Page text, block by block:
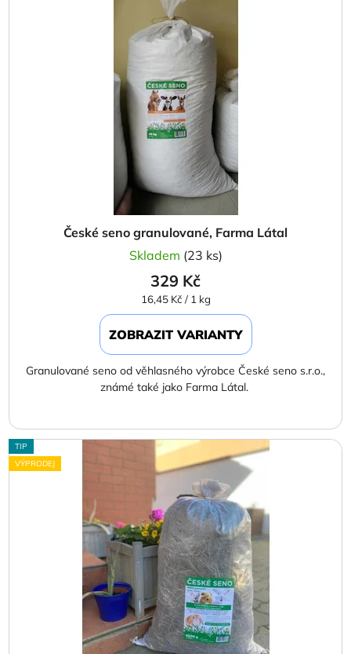
České seno granulované, Farma Látal
Skladem (23 ks)
329 Kč
Měrná
cena:
16,45 Kč / 1 kg
ZOBRAZIT VARIANTY
Granulované seno od věhlasného výrobce České seno s.r.o.,
známé také jako Farma Látal.
TIP
VÝPRODEJ